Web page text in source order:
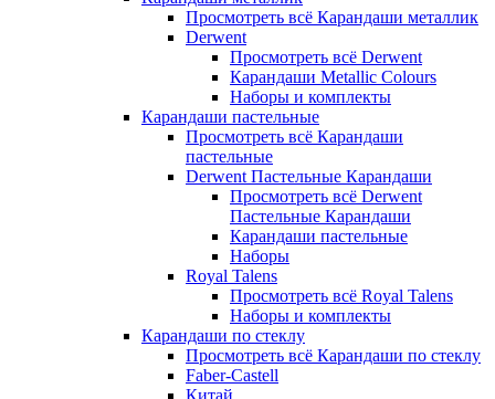
Просмотреть всё Карандаши металлик
Derwent
Просмотреть всё Derwent
Карандаши Metallic Colours
Наборы и комплекты
Карандаши пастельные
Просмотреть всё Карандаши
пастельные
Derwent Пастельные Карандаши
Просмотреть всё Derwent
Пастельные Карандаши
Карандаши пастельные
Наборы
Royal Talens
Просмотреть всё Royal Talens
Наборы и комплекты
Карандаши по стеклу
Просмотреть всё Карандаши по стеклу
Faber-Castell
Китай